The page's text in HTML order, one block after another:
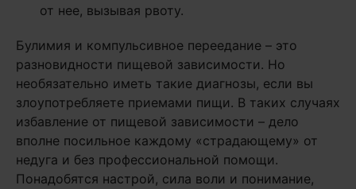
от нее, вызывая рвоту.
Булимия и компульсивное переедание – это
разновидности пищевой зависимости. Но
необязательно иметь такие диагнозы, если вы
злоупотребляете приемами пищи. В таких случаях
избавление от пищевой зависимости – дело
вполне посильное каждому «страдающему» от
недуга и без профессиональной помощи.
Понадобятся настрой, сила воли и понимание,